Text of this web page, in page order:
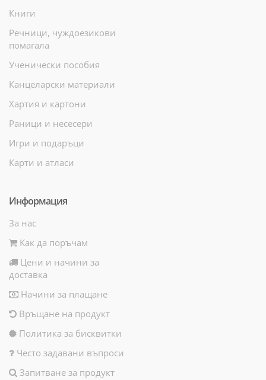
Книги
Речници, чуждоезикови
помагала
Ученически пособия
Канцеларски материали
Хартия и картони
Раници и несесери
Игри и подаръци
Карти и атласи
Информация
За нас
Как да поръчам
Цени и начини за
доставка
Начини за плащане
Връщане на продукт
Политика за бисквитки
Често задавани въпроси
Запитване за продукт